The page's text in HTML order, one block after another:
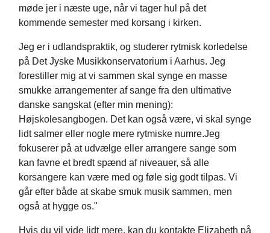
møde jer i næste uge, når vi tager hul på det
kommende semester med korsang i kirken.
Jeg er i udlandspraktik, og studerer rytmisk korledelse
på Det Jyske Musikkonservatorium i Aarhus. Jeg
forestiller mig at vi sammen skal synge en masse
smukke arrangementer af sange fra den ultimative
danske sangskat (efter min mening):
Højskolesangbogen. Det kan også være, vi skal synge
lidt salmer eller nogle mere rytmiske numre.Jeg
fokuserer på at udvælge eller arrangere sange som
kan favne et bredt spænd af niveauer, så alle
korsangere kan være med og føle sig godt tilpas. Vi
går efter både at skabe smuk musik sammen, men
også at hygge os."
Hvis du vil vide lidt mere, kan du kontakte Elizabeth på